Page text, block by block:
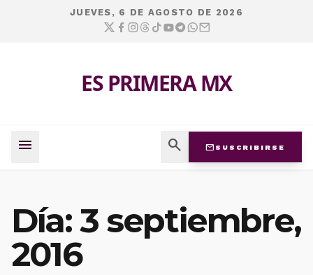
JUEVES, 6 DE AGOSTO DE 2026
ES PRIMERA MX
menu search mail SUSCRIBIRSE
Día:3 septiembre,
2016